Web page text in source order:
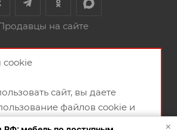
на сайте
НАПИСАТЬ СООБЩЕНИЕ
cookie
сайт, вы даете
файлов cookie и
×